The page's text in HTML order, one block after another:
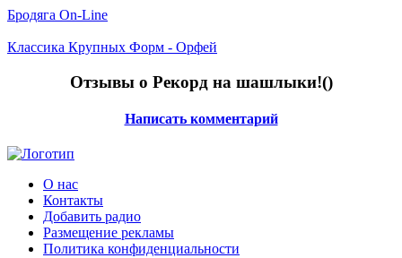
Бродяга On-Line
Классика Крупных Форм - Орфей
Отзывы о Рекорд на шашлыки!()
Написать комментарий
О нас
Контакты
Добавить радио
Размещение рекламы
Политика конфиденциальности